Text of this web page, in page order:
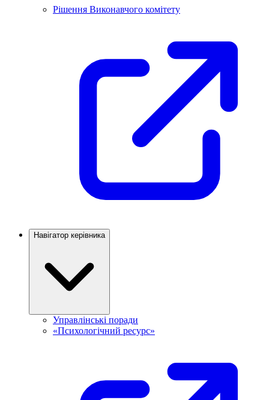
Рішення Виконавчого комітету
Навігатор керівника
Управлінські поради
«Психологічний ресурс»